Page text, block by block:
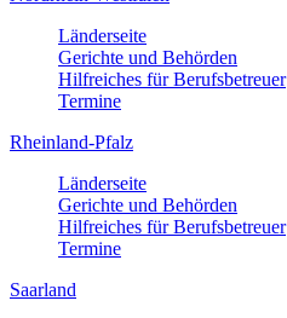
Länderseite
Gerichte und Behörden
Hilfreiches für Berufsbetreuer
Termine
Rheinland-Pfalz
Länderseite
Gerichte und Behörden
Hilfreiches für Berufsbetreuer
Termine
Saarland